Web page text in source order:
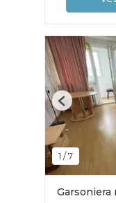
1 /7
Previous
Garsoniera